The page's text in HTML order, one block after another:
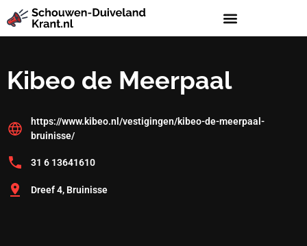
Kibeo de Meerpaal
https://www.kibeo.nl/vestigingen/kibeo-de-meerpaal-
bruinisse/
31 6 13641610
Dreef 4, Bruinisse